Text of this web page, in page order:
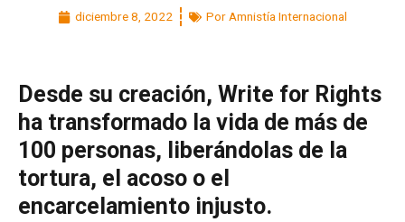
diciembre 8, 2022 Por Amnistía Internacional
Desde su creación, Write for Rights
ha transformado la vida de más de
100 personas, liberándolas de la
tortura, el acoso o el
encarcelamiento injusto.